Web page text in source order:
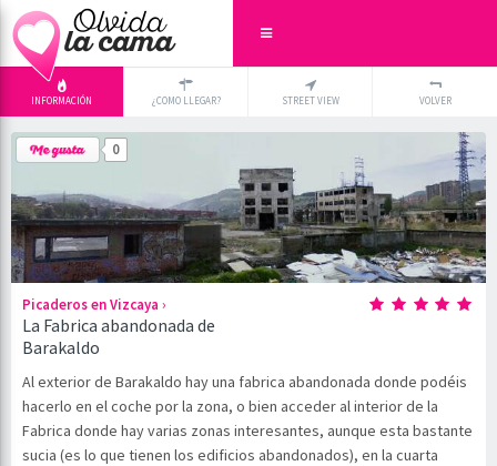
INFORMACIÓN ¿COMO LLEGAR? STREET VIEW VOLVER
0
Picaderos en Vizcaya ›
La Fabrica abandonada de
Barakaldo
Al exterior de Barakaldo hay una fabrica abandonada donde podéis
hacerlo en el coche por la zona, o bien acceder al interior de la
Fabrica donde hay varias zonas interesantes, aunque esta bastante
sucia (es lo que tienen los edificios abandonados), en la cuarta